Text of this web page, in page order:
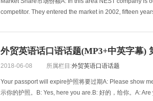
competitor. They entered the market in 2002, fifteen
外贸英语话口语话题(MP3+中英字幕)
2018-06-08 所属栏目:外贸英语口语话题
Your passport will expire护照将要过期A: Please show
示你的护照。B: Yes, here you are.B: 好的，给你。A: